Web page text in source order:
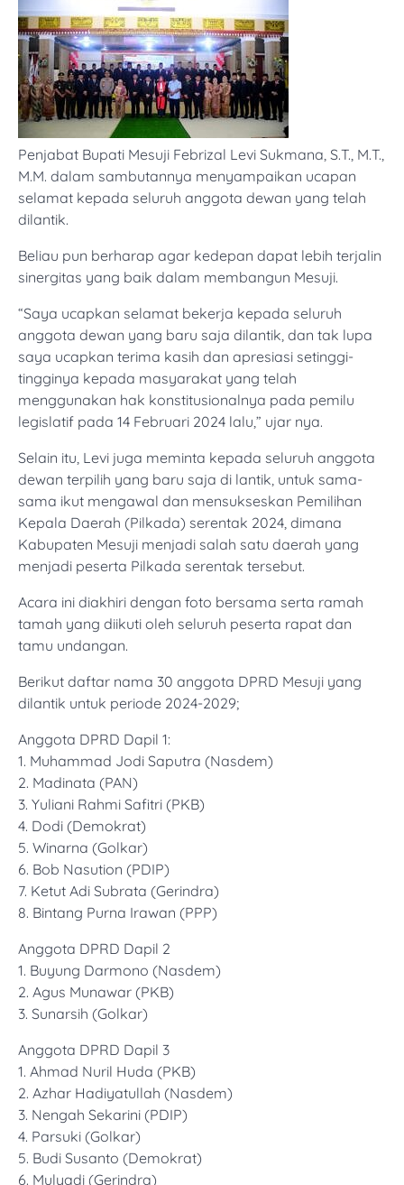
Penjabat Bupati Mesuji Febrizal Levi Sukmana, S.T., M.T.,
M.M. dalam sambutannya menyampaikan ucapan
selamat kepada seluruh anggota dewan yang telah
dilantik.
Beliau pun berharap agar kedepan dapat lebih terjalin
sinergitas yang baik dalam membangun Mesuji.
“Saya ucapkan selamat bekerja kepada seluruh
anggota dewan yang baru saja dilantik, dan tak lupa
saya ucapkan terima kasih dan apresiasi setinggi-
tingginya kepada masyarakat yang telah
menggunakan hak konstitusionalnya pada pemilu
legislatif pada 14 Februari 2024 lalu,” ujar nya.
Selain itu, Levi juga meminta kepada seluruh anggota
dewan terpilih yang baru saja di lantik, untuk sama-
sama ikut mengawal dan mensukseskan Pemilihan
Kepala Daerah (Pilkada) serentak 2024, dimana
Kabupaten Mesuji menjadi salah satu daerah yang
menjadi peserta Pilkada serentak tersebut.
Acara ini diakhiri dengan foto bersama serta ramah
tamah yang diikuti oleh seluruh peserta rapat dan
tamu undangan.
Berikut daftar nama 30 anggota DPRD Mesuji yang
dilantik untuk periode 2024-2029;
Anggota DPRD Dapil 1:
1. Muhammad Jodi Saputra (Nasdem)
2. Madinata (PAN)
3. Yuliani Rahmi Safitri (PKB)
4. Dodi (Demokrat)
5. Winarna (Golkar)
6. Bob Nasution (PDIP)
7. Ketut Adi Subrata (Gerindra)
8. Bintang Purna Irawan (PPP)
Anggota DPRD Dapil 2
1. Buyung Darmono (Nasdem)
2. Agus Munawar (PKB)
3. Sunarsih (Golkar)
Anggota DPRD Dapil 3
1. Ahmad Nuril Huda (PKB)
2. Azhar Hadiyatullah (Nasdem)
3. Nengah Sekarini (PDIP)
4. Parsuki (Golkar)
5. Budi Susanto (Demokrat)
6. Mulyadi (Gerindra)